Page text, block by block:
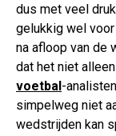
dus met veel
gelukkig wel
na afloop van de
dat het niet
voetbal-
simpelweg niet
wedstrijden kan